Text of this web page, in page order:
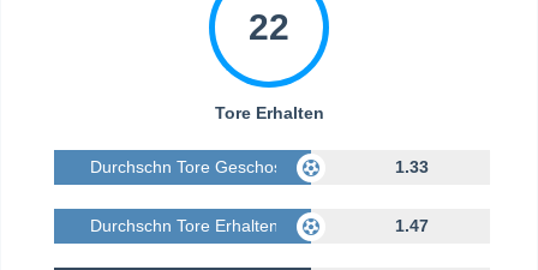
22
Tore Erhalten
Durchschn Tore Geschossen 1.33
Durchschn Tore Erhalten 1.47